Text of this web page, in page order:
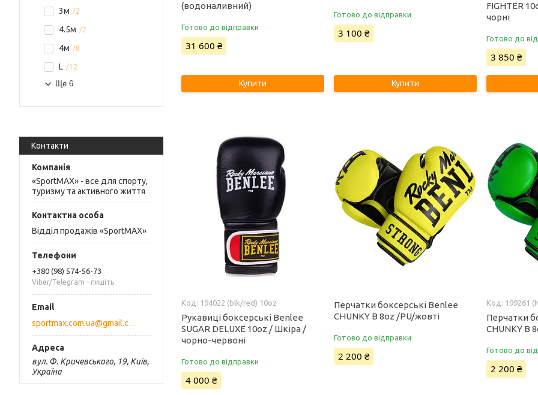
3м 2
4.5м 2
4м 8
L 12
Ще 6
Контакти
«SportMAX» - все для спорту,
туризму та активного життя
Відділ продажів «SportMAX»
+380 (98) 574-56-73
Viber/Telegram - пишіть
sportmax.com.ua@gmail.com
вул. Ф. Кричевського, 19, Київ,
Україна
(водоналивний)
Готово до відправки
31 600 ₴
Купити
Готово до відправки
3 100 ₴
Купити
FIGHTER
чорні
Готово до
3 850 ₴
194022 (blk/red) 10oz
Рукавиці боксерські Benlee
SUGAR DELUXE 10oz / Шкіра /
чорно-червоні
Готово до відправки
4 000 ₴
Перчатки боксерські Benlee
CHUNKY B 8oz /PU/жовті
Готово до відправки
2 200 ₴
199261
Перчатки
CHUNKY B
Готово до
2 200 ₴